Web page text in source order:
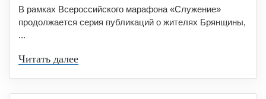
В рамках Всероссийского марафона «Служение»
продолжается серия публикаций о жителях Брянщины,
...
Читать далее